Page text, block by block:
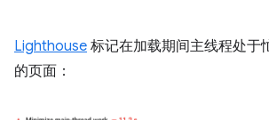
Lighthouse 标记在加载期间主线程处于
的页面：